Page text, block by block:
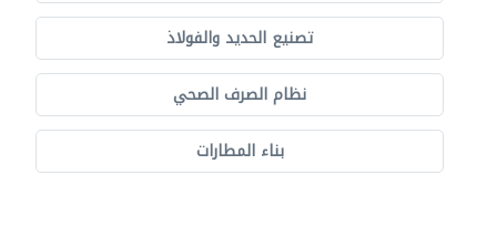
تصنيع الحديد والفولاذ
نظام الصرف الصحي
بناء المطارات